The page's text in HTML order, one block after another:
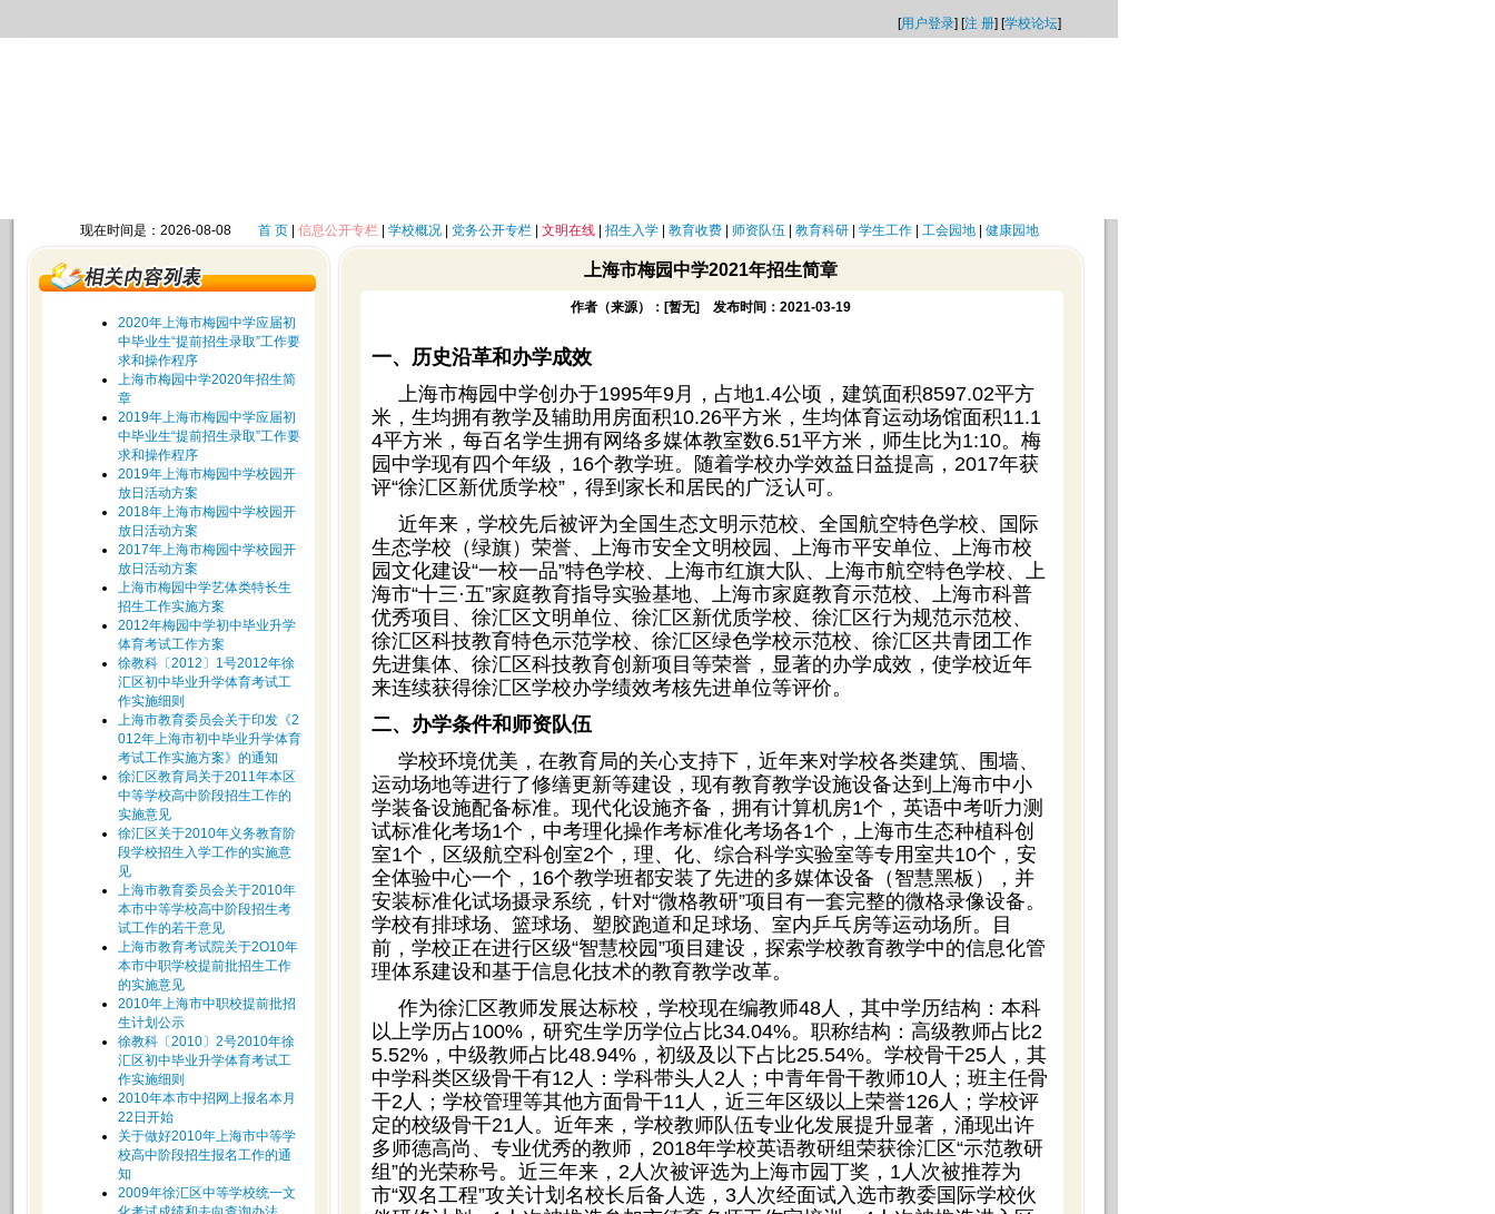
[用户登录] [注 册] [学校论坛]
现在时间是：2026-08-08 首 页| 信息公开专栏| 学校概况| 党务公开专栏| 文明在线| 招生入学| 教育收费| 师资队伍 教育科研| 学生工作| 工会园地| 健康园地
2020年上海市梅园中学应届初
中毕业生“提前招生录取”工作要
求和操作程序
上海市梅园中学2020年招生简
章
2019年上海市梅园中学应届初
中毕业生“提前招生录取”工作要
求和操作程序
2019年上海市梅园中学校园开
放日活动方案
2018年上海市梅园中学校园开
放日活动方案
2017年上海市梅园中学校园开
放日活动方案
上海市梅园中学艺体类特长生
招生工作实施方案
2012年梅园中学初中毕业升学
体育考试工作方案
徐教科〔2012〕1号2012年徐
汇区初中毕业升学体育考试工
作实施细则
上海市教育委员会关于印发《2
012年上海市初中毕业升学体育
考试工作实施方案》的通知
徐汇区教育局关于2011年本区
中等学校高中阶段招生工作的
实施意见
徐汇区关于2010年义务教育阶
段学校招生入学工作的实施意
见
上海市教育委员会关于2010年
本市中等学校高中阶段招生考
试工作的若干意见
上海市教育考试院关于2O10年
本市中职学校提前批招生工作
的实施意见
2010年上海市中职校提前批招
生计划公示
徐教科〔2010〕2号2010年徐
汇区初中毕业升学体育考试工
作实施细则
2010年本市中招网上报名本月
22日开始
关于做好2010年上海市中等学
校高中阶段招生报名工作的通
知
2009年徐汇区中等学校统一文
上海市梅园中学2021年招生简章
作者（来源）：[暂无] 发布时间：2021-03-19
一、历史沿革和办学成效
上海市梅园中学创办于1995年9月，占地1.4公顷，建筑面积8597.02平方
米，生均拥有教学及辅助用房面积10.26平方米，生均体育运动场馆面积11.1
4平方米，每百名学生拥有网络多媒体教室数6.51平方米，师生比为1:10。梅
园中学现有四个年级，16个教学班。随着学校办学效益日益提高，2017年获
评“徐汇区新优质学校”，得到家长和居民的广泛认可。
近年来，学校先后被评为全国生态文明示范校、全国航空特色学校、国际
生态学校（绿旗）荣誉、上海市安全文明校园、上海市平安单位、上海市校
园文化建设“一校一品”特色学校、上海市红旗大队、上海市航空特色学校、上
海市“十三·五”家庭教育指导实验基地、上海市家庭教育示范校、上海市科普
优秀项目、徐汇区文明单位、徐汇区新优质学校、徐汇区行为规范示范校、
徐汇区科技教育特色示范学校、徐汇区绿色学校示范校、徐汇区共青团工作
先进集体、徐汇区科技教育创新项目等荣誉，显著的办学成效，使学校近年
来连续获得徐汇区学校办学绩效考核先进单位等评价。
二、办学条件和师资队伍
学校环境优美，在教育局的关心支持下，近年来对学校各类建筑、围墙、
运动场地等进行了修缮更新等建设，现有教育教学设施设备达到上海市中小
学装备设施配备标准。现代化设施齐备，拥有计算机房1个，英语中考听力测
试标准化考场1个，中考理化操作考标准化考场各1个，上海市生态种植科创
室1个，区级航空科创室2个，理、化、综合科学实验室等专用室共10个，安
全体验中心一个，16个教学班都安装了先进的多媒体设备（智慧黑板），并
安装标准化试场摄录系统，针对“微格教研”项目有一套完整的微格录像设备。
学校有排球场、篮球场、塑胶跑道和足球场、室内乒乓房等运动场所。目
前，学校正在进行区级“智慧校园”项目建设，探索学校教育教学中的信息化管
理体系建设和基于信息化技术的教育教学改革。
作为徐汇区教师发展达标校，学校现在编教师48人，其中学历结构：本科
以上学历占100%，研究生学历学位占比34.04%。职称结构：高级教师占比2
5.52%，中级教师占比48.94%，初级及以下占比25.54%。学校骨干25人，其
中学科类区级骨干有12人：学科带头人2人；中青年骨干教师10人；班主任骨
干2人；学校管理等其他方面骨干11人，近三年区级以上荣誉126人；学校评
定的校级骨干21人。近年来，学校教师队伍专业化发展提升显著，涌现出许
多师德高尚、专业优秀的教师，2018年学校英语教研组荣获徐汇区“示范教研
组”的光荣称号。近三年来，2人次被评选为上海市园丁奖，1人次被推荐为
市“双名工程”攻关计划名校长后备人选，3人次经面试入选市教委国际学校伙